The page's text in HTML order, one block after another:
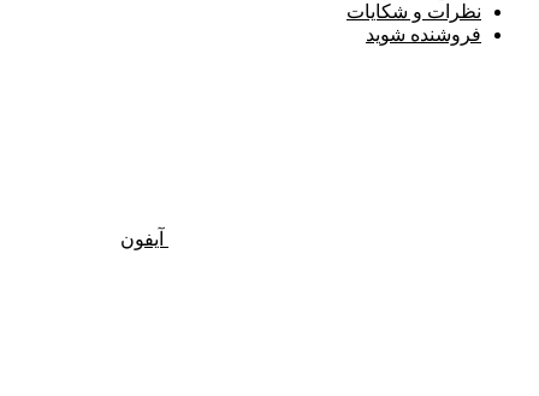
نظرات و شکایات
فروشنده شوید
آیفون